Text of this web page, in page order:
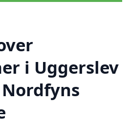
i Uggerslev